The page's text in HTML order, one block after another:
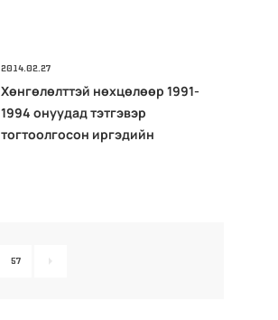
2014.02.27
Хөнгөлөлттэй нөхцөлөөр 1991-
1994 онуудад тэтгэвэр
тогтоолгосон иргэдийн
57